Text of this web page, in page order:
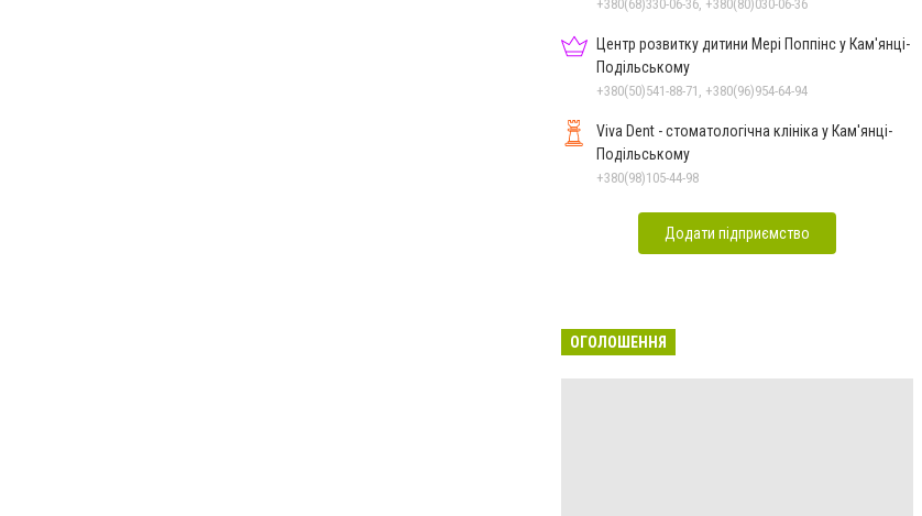
+380(68)330-06-36, +380(80)030-06-36
Центр розвитку дитини Мері Поппінс у Кам'янці-
Подільському
+380(50)541-88-71, +380(96)954-64-94
Viva Dent - стоматологічна клініка у Кам'янці-
Подільському
+380(98)105-44-98
Додати підприємство
ОГОЛОШЕННЯ